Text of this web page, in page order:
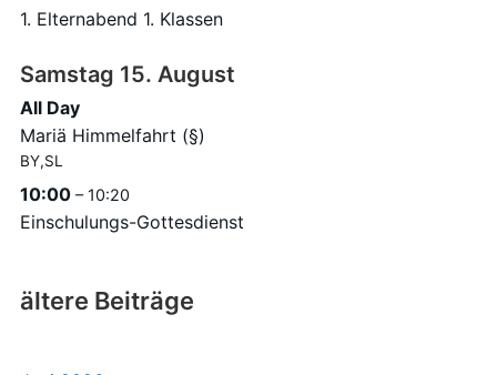
1. Elternabend 1. Klassen
Samstag 15. August
All Day
Mariä Himmelfahrt (§)
BY,SL
10:00 – 10:20
Einschulungs-Gottesdienst
ältere Beiträge